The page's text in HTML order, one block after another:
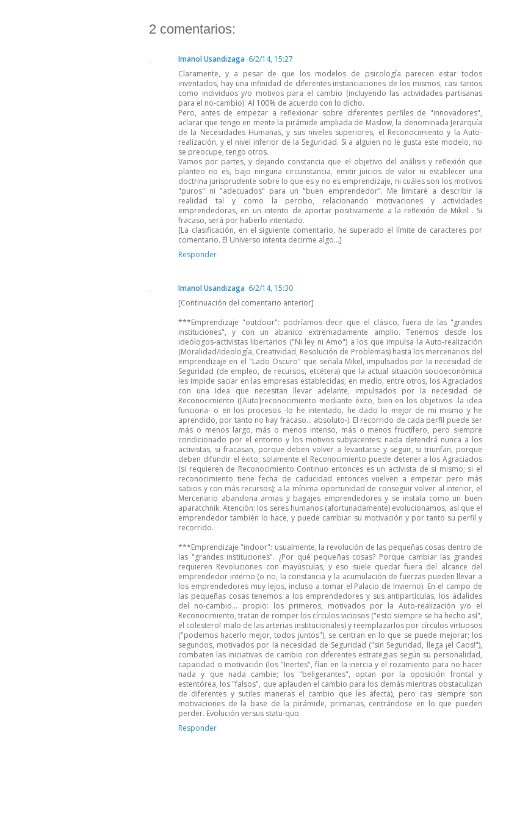
2 comentarios:
Imanol Usandizaga 6/2/14, 15:27
Claramente, y a pesar de que los modelos de psicología parecen estar todos
inventados, hay una infinidad de diferentes instanciaciones de los mismos, casi tantos
como individuos y/o motivos para el cambio (incluyendo las actividades partisanas
para el no-cambio). Al 100% de acuerdo con lo dicho.
Pero, antes de empezar a reflexionar sobre diferentes perfiles de "innovadores",
aclarar que tengo en mente la pirámide ampliada de Maslow, la denominada Jerarquía
de la Necesidades Humanas, y sus niveles superiores, el Reconocimiento y la Auto-
realización, y el nivel inferior de la Seguridad. Si a alguien no le gusta este modelo, no
se preocupe, tengo otros.
Vamos por partes, y dejando constancia que el objetivo del análisis y reflexión que
planteo no es, bajo ninguna circunstancia, emitir juicios de valor ni establecer una
doctrina jurisprudente sobre lo que es y no es emprendizaje, ni cuáles son los motivos
"puros" ni "adecuados" para un "buen emprendedor". Me limitaré a describir la
realidad tal y como la percibo, relacionando motivaciones y actividades
emprendedoras, en un intento de aportar positivamente a la reflexión de Mikel . Si
fracaso, será por haberlo intentado.
[La clasificación, en el siguiente comentario, he superado el límite de caracteres por
comentario. El Universo intenta decirme algo...]
Responder
Imanol Usandizaga 6/2/14, 15:30
[Continuación del comentario anterior]
***Emprendizaje "outdoor": podríamos decir que el clásico, fuera de las "grandes
instituciones", y con un abanico extremadamente amplio. Tenemos desde los
ideólogos-activistas libertarios ("Ni ley ni Amo") a los que impulsa la Auto-realización
(Moralidad/Ideología, Creatividad, Resolución de Problemas) hasta los mercenarios del
emprendizaje en el "Lado Oscuro" que señala Mikel, impulsados por la necesidad de
Seguridad (de empleo, de recursos, etcétera) que la actual situación socioeconómica
les impide saciar en las empresas establecidas; en medio, entre otros, los Agraciados
con una Idea que necesitan llevar adelante, impulsados por la necesidad de
Reconocimiento ([Auto]reconocimiento mediante éxito, bien en los objetivos -la idea
funciona- o en los procesos -lo he intentado, he dado lo mejor de mi mismo y he
aprendido, por tanto no hay fracaso... absoluto-). El recorrido de cada perfil puede ser
más o menos largo, más o menos intenso, más o menos fructífero, pero siempre
condicionado por el entorno y los motivos subyacentes: nada detendrá nunca a los
activistas, si fracasan, porque deben volver a levantarse y seguir, si triunfan, porque
deben difundir el éxito; solamente el Reconocimiento puede detener a los Agraciados
(si requieren de Reconocimiento Continuo entonces es un activista de si mismo; si el
reconocimiento tiene fecha de caducidad entonces vuelven a empezar pero más
sabios y con más recursos); a la mínima oportunidad de conseguir volver al interior, el
Mercenario abandona armas y bagajes emprendedores y se instala como un buen
aparatchnik. Atención: los seres humanos (afortunadamente) evolucionamos, así que el
emprendedor también lo hace, y puede cambiar su motivación y por tanto su perfil y
recorrido.
***Emprendizaje "indoor": usualmente, la revolución de las pequeñas cosas dentro de
las "grandes instituciones". ¿Por qué pequeñas cosas? Porque cambiar las grandes
requieren Revoluciones con mayúsculas, y eso suele quedar fuera del alcance del
emprendedor interno (o no, la constancia y la acumulación de fuerzas pueden llevar a
los emprendedores muy lejos, incluso a tomar el Palacio de Invierno). En el campo de
las pequeñas cosas tenemos a los emprendedores y sus antipartículas, los adalides
del no-cambio... propio: los primeros, motivados por la Auto-realización y/o el
Reconocimiento, tratan de romper los círculos viciosos ("esto siempre se ha hecho así",
el colesterol malo de las arterias institucionales) y reemplazarlos por círculos virtuosos
("podemos hacerlo mejor, todos juntos"), se centran en lo que se puede mejorar; los
segundos, motivados por la necesidad de Seguridad ("sin Seguridad, llega ¡el Caos!"),
combaten las iniciativas de cambio con diferentes estrategias según su personalidad,
capacidad o motivación (los "Inertes", fían en la inercia y el rozamiento para no hacer
nada y que nada cambie; los "beligerantes", optan por la oposición frontal y
estentórea, los "falsos", que aplauden el cambio para los demás mientras obstaculizan
de diferentes y sutiles maneras el cambio que les afecta), pero casi siempre son
motivaciones de la base de la pirámide, primarias, centrándose en lo que pueden
perder. Evolución versus statu-quo.
Responder